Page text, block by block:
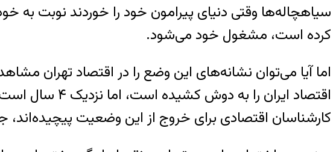
سیاهچاله‌ها وقتی دنیای پیرامون خود را خوردند نوبت به
کرده‌ است، مشغول خود می‌شود.
اما آیا می‌توان نشانه‌های این وضع را در اقتصاد تهران
اقتصاد
کارشناسان اقتصادی برای خروج از این وضعیت